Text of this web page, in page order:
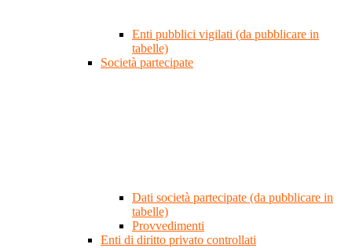
Enti pubblici vigilati (da pubblicare in
tabelle)
Società partecipate
Dati società partecipate (da pubblicare in
tabelle)
Provvedimenti
Enti di diritto privato controllati